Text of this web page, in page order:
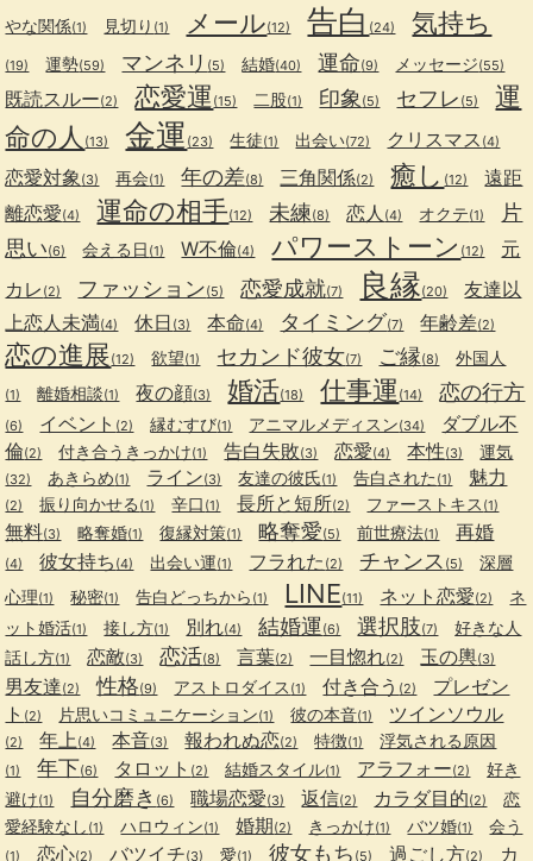
やな関係(1) 見切り (1) メール(12) 告白 (24) 気持ち
(19) 運勢(59) マンネリ (5) 結婚(40) 運命(9) メッセージ(55)
既読スルー(2) 恋愛運 (15) 二股(1) 印象 (5) セフレ (5)
運
命の人 (13) 金運 (23) 生徒(1) 出会い(72) クリスマス (4)
恋愛対象 (3) 再会(1) 年の差(8) 三角関係(2) 癒し (12)
遠距
離恋愛(4) 運命の相手(12) 未練(8) 恋人 (4) オクテ(1)
片
思い(6) 会える日 (1) W不倫(4) パワーストーン (12)
元
カレ (2) ファッション(5) 恋愛成就(7) 良縁(20)
友達以
上恋人未満(4) 休日 (3) 本命(4) タイミング(7) 年齢差(2)
恋の進展(12) 欲望(1) セカンド彼女(7) ご縁(8) 外国人
(1) 離婚相談(1) 夜の顔(3) 婚活(18) 仕事運 (14) 恋の行方
(6) イベント (2) 縁むすび(1) アニマルメディスン(34)
ダブル不
倫(2) 付き合うきっかけ(1) 告白失敗(3) 恋愛(4) 本性(3) 運気
(32) あきらめ(1) ライン(3) 友達の彼氏(1) 告白された (1) 魅力
(2) 振り向かせる (1) 辛口 (1) 長所と短所(2) ファーストキス (1)
無料(3) 略奪婚(1) 復縁対策(1) 略奪愛(5) 前世療法(1) 再婚
(4) 彼女持ち (4) 出会い運(1) フラれた (2) チャンス (5)
深層
心理(1) 秘密(1) 告白どっちから (1) LINE(11) ネット恋愛(2)
ネ
ット婚活(1) 接し方(1) 別れ(4) 結婚運(6) 選択肢(7)
好きな人
話し方(1) 恋敵(3) 恋活(8) 言葉(2) 一目惚れ(2) 玉の輿(3)
男友達(2) 性格(9) アストロダイス (1) 付き合う (2)
プレゼン
ト (2) 片思いコミュニケーション(1) 彼の本音(1) ツインソウル
(2) 年上 (4) 本音(3) 報われぬ恋(2) 特徴(1) 浮気される原因
(1) 年下(6) タロット (2) 結婚スタイル(1) アラフォー(2)
好き
避け(1) 自分磨き (6) 職場恋愛(3) 返信(2) カラダ目的(2)
恋
愛経験なし (1) ハロウィン(1) 婚期(2) きっかけ(1) バツ婚(1) 会う
(1) 恋心(2) バツイチ(3) 愛(1) 彼女もち (5) 過ごし方(2) カ